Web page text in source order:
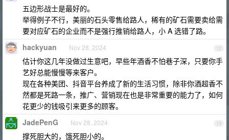
五边形战士是最好的。
举得例子不行，美丽的石头零售给路人，稀有的矿石需要卖给需
要对应矿石的企业而不是强行推销给路人，小 A 选错了路。
12
hackyuan Nov 28, 2024
估计你这几年没做过生意吧，早些年酒香不怕巷子深，只要你手
艺好总能慢慢等来客户。
现在各种美团、抖音平台养成了新的生活习惯，除非你酒超香不
然都是死路一条，推广、营销现在也是非常重要的能力了，如何
花更少的钱吸引来更多的顾客。
13
JadePenG Nov 28, 2024
撑死胆大的，饿死胆小的。